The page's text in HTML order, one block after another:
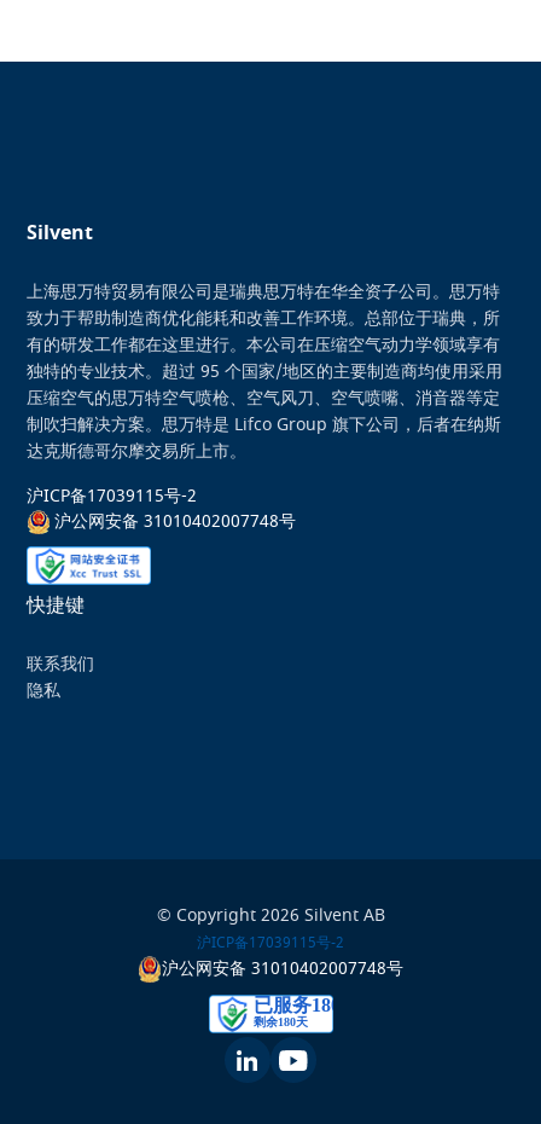
Silvent
上海思万特贸易有限公司是瑞典思万特在华全资子公司。思万特
致力于帮助制造商优化能耗和改善工作环境。总部位于瑞典，所
有的研发工作都在这里进行。本公司在压缩空气动力学领域享有
独特的专业技术。超过 95 个国家/地区的主要制造商均使用采用
压缩空气的思万特空气喷枪、空气风刀、空气喷嘴、消音器等定
制吹扫解决方案。思万特是 Lifco Group 旗下公司，后者在纳斯
达克斯德哥尔摩交易所上市。
沪ICP备17039115号-2
沪公网安备 31010402007748号
快捷键
联系我们
隐私
© Copyright 2026 Silvent AB
沪ICP备17039115号-2
沪公网安备 31010402007748号